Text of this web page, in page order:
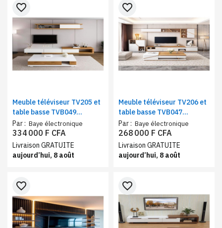
Meuble téléviseur TV205 et
table basse TVB049
assortie blanc beige
Par : Baye électronique
favorite_border
334 000 F CFA
Livraison GRATUITE
aujourd’hui, 8 août
Meuble téléviseur TV206 et
table basse TVB047
assortie blanc beige
Par : Baye électronique
favorite_border
268 000 F CFA
Livraison GRATUITE
aujourd’hui, 8 août
favorite_border favorite_border